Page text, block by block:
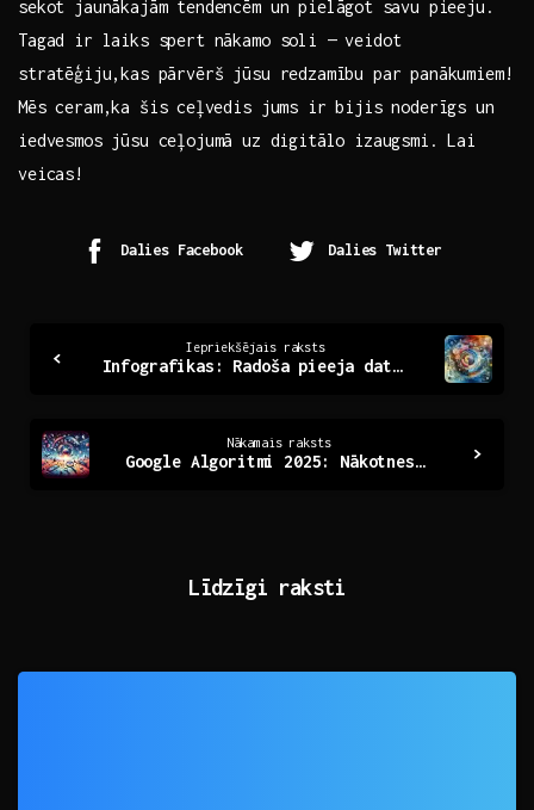
sekot jaunākajām tendencēm un pielāgot⁤ savu pieeju.
Tagad ir laiks spert nākamo soli — veidot
stratēģiju,kas‍ pārvērš jūsu redzamību par panākumiem!
Mēs ceram,ka šis ⁢ceļvedis jums ir ‍bijis noderīgs un
iedvesmos jūsu ceļojumā ⁢uz ‌digitālo izaugsmi. Lai
veicas!
Dalies Facebook Dalies Twitter
Reading
Iepriekšējais raksts
Infografikas: Radoša pieeja datu vizualizācijai mūsdienās
Nākamais raksts
Google Algoritmi 2025: Nākotnes Meklēšanas Risinājumi
Līdzīgi raksti